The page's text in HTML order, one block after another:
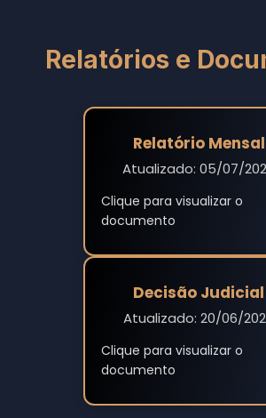
Relatórios e
Relatório Mensal
Atualizado: 05/07/
Clique para visualizar o
documento
Decisão Judicial
Atualizado: 20/06/
Clique para visualizar o
documento